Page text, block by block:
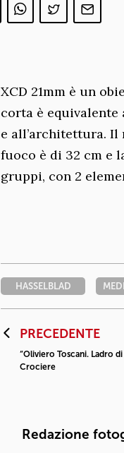
XCD 21mm è un
corta è equivalente
e all’architettura. Il
fuoco è di 32 cm e
gruppi, con 2
HASSELBLAD
PRECEDENTE
“Oliviero Toscani. Ladro
Crociere
Redazione